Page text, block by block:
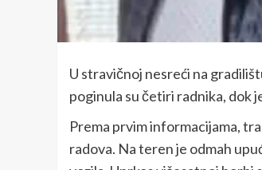
U stravičnoj nesreći na
poginula su četiri radnika, dok
Prema prvim informacijama,
radova. Na teren je odmah